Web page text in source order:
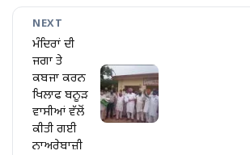
NEXT
ਮੰਦਿਰਾਂ ਦੀ
ਜਗਾ ਤੇ
ਕਬਜਾ ਕਰਨ
ਖਿਲਾਫ ਬਨੂੜ
ਵਾਸੀਆਂ ਵੱਲੋਂ
ਕੀਤੀ ਗਈ
ਨਾਅਰੇਬਾਜ਼ੀ